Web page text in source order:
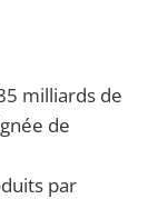
milliards de
de
par